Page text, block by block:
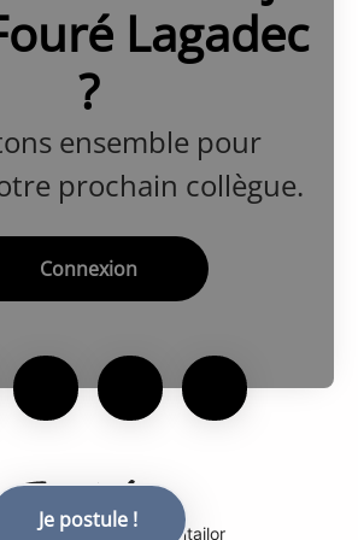
Je postule !
Lagadec
?
ensemble pour
prochain collègue.
Connexion
recrutementde Teamtailor